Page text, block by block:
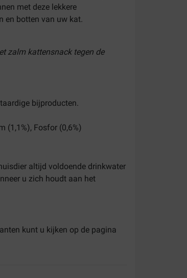
met deze lekkere
en botten van uw kat.
zalm kattensnack tegen de
bijproducten.
(1,1%), Fosfor (0,6%)
altijd voldoende drinkwater
u zich houdt aan het
kunt u kijken op de pagina